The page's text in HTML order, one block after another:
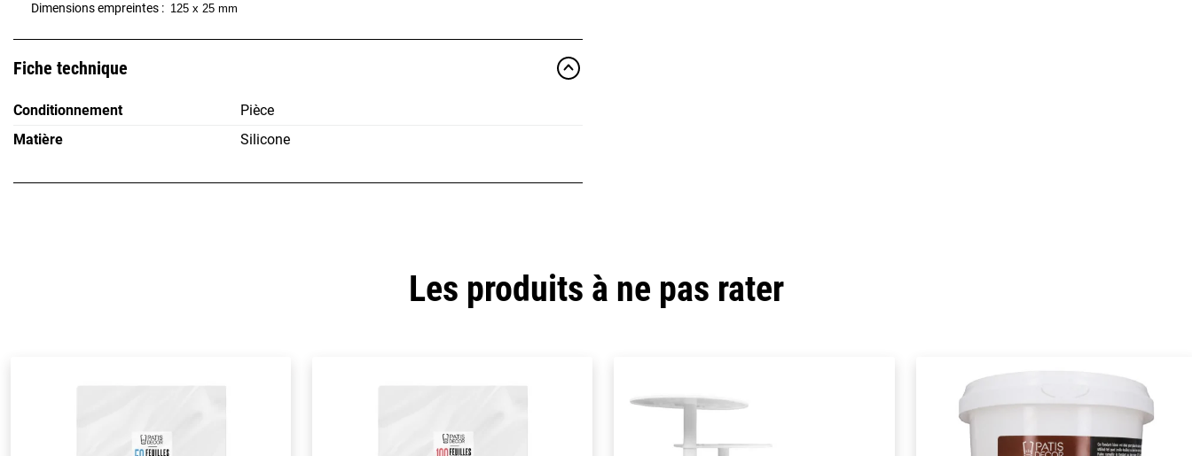
Dimensions empreintes : 125 x 25 mm
Fiche technique
Conditionnement
Pièce
Matière
Silicone
Les produits à ne pas rater